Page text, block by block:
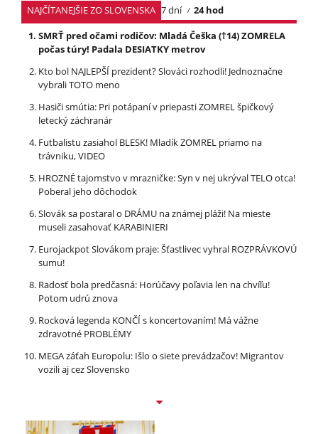
NAJČÍTANEJŠIE ZO SLOVENSKA 7 dní
24 hod
SMRŤ pred očami rodičov: Mladá Češka (†14) ZOMRELA
počas túry! Padala DESIATKY metrov
Kto bol NAJLEPŠÍ prezident? Slováci rozhodli! Jednoznačne
vybrali TOTO meno
Hasiči smútia: Pri potápaní v priepasti ZOMREL špičkový
letecký záchranár
Futbalistu zasiahol BLESK! Mladík ZOMREL priamo na
trávniku, VIDEO
HROZNÉ tajomstvo v mrazničke: Syn v nej ukrýval TELO otca!
Poberal jeho dôchodok
Slovák sa postaral o DRÁMU na známej pláži! Na mieste
museli zasahovať KARABINIERI
Eurojackpot Slovákom praje: Šťastlivec vyhral ROZPRÁVKOVÚ
sumu!
Radosť bola predčasná: Horúčavy poľavia len na chvíľu!
Potom udrú znova
Rocková legenda KONČÍ s koncertovaním! Má vážne
zdravotné PROBLÉMY
MEGA záťah Europolu: Išlo o siete prevádzačov! Migrantov
vozili aj cez Slovensko